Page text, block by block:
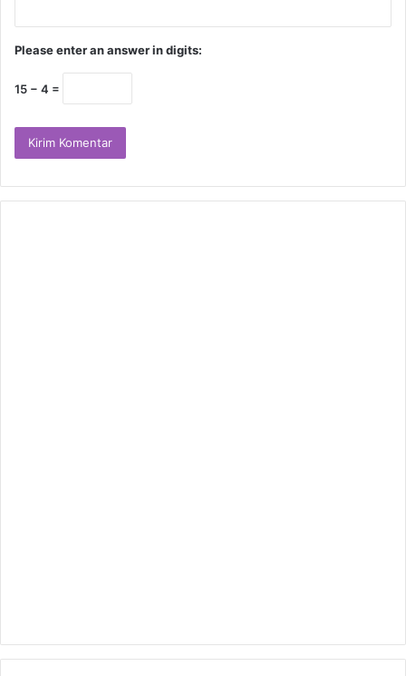
Please enter an answer in digits:
15 − 4 =